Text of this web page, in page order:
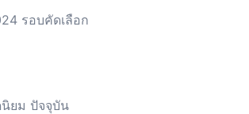
รอบคัดเลือก
ยม ปัจจุบัน